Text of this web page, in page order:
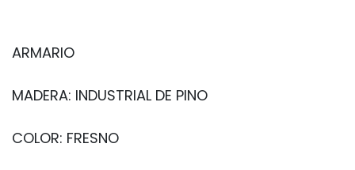
ARMARIO
MADERA: INDUSTRIAL DE PINO
COLOR: FRESNO